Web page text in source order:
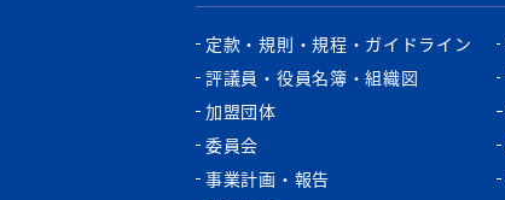
定款・規則・規程・ガイドライン
評議員・役員名簿・組織図
加盟団体
委員会
事業計画・報告